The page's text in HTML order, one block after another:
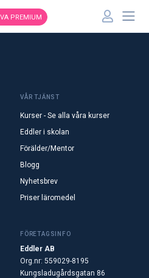
PREMIUM
VÅR TJÄNST
Kurser - Se alla våra kurser
Eddler i skolan
Förälder/Mentor
Blogg
Nyhetsbrev
Priser läromedel
FÖRETAGSINFO
Eddler AB
Org.nr: 559029-8195
Kungsladugårdsgatan 86